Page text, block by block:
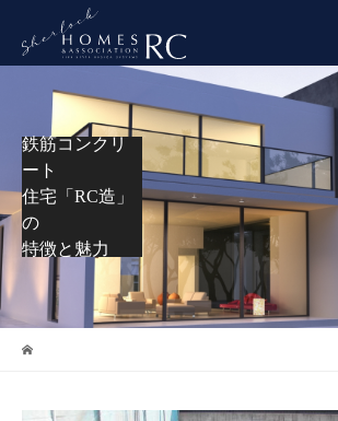
鉄筋コンクリ
ート
住宅「RC造」
の
特徴と魅力